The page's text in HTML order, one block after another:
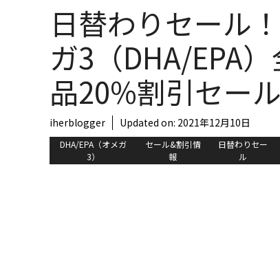
日替わりセール
ガ3（DHA/EPA
品20%割引セール
iherblogger Updated on: 2021年12月10日
DHA/EPA（オメガ
3）
セール&割引情
報
日替わりセー
ル